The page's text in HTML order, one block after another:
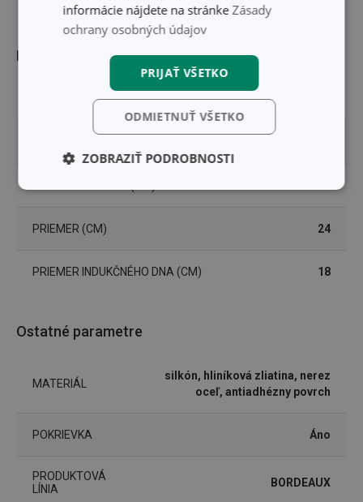
Rozmery
PRIEMER (CM) 24
PRIEMER INDUKČNÉHO DNA (CM) 18
Ostatné parametre
MATERIÁL
silkón, hliníková zliatina, nerez
oceľ, antiadhézny povrch
POKRIEVKA Áno
PRODUKTOVÁ
LÍNIA
BORDEAUX
informácie nájdete na stránke Zásady
ochrany osobných údajov
PRIJAŤ VŠETKO
ODMIETNUŤ VŠETKO
ZOBRAZIŤ PODROBNOSTI
Základné
Analytické a
Marketingové
Funkčné súbory
Nevyhnutne potrebné súbory cookie umožňujú